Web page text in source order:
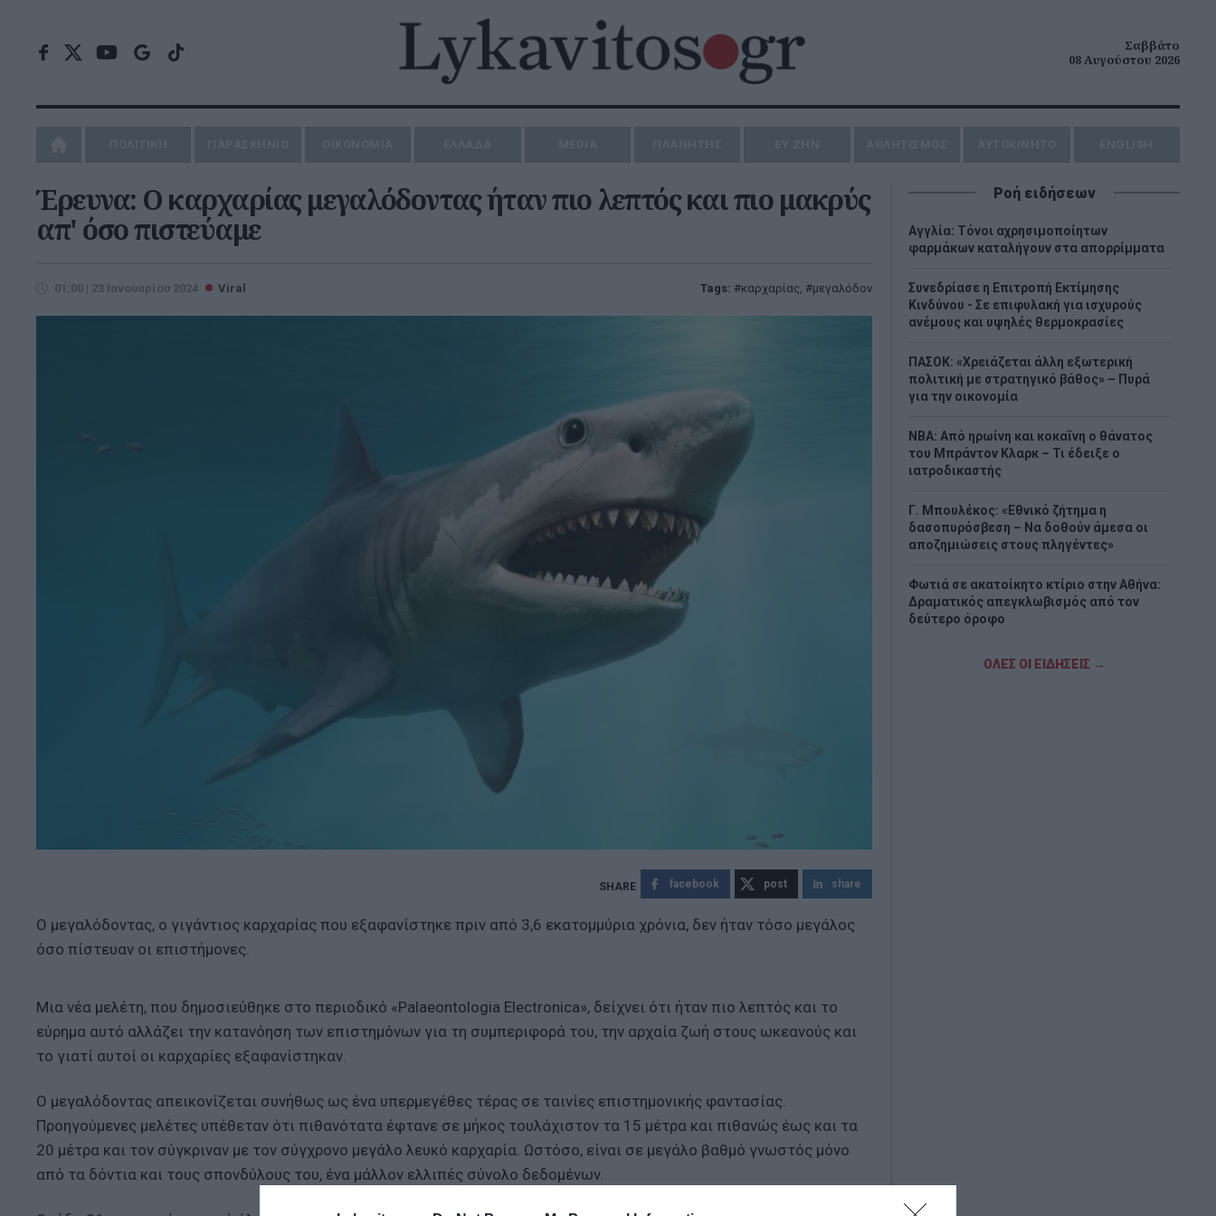
Σαββάτο
08 Αυγούστου 2026
Έρευνα: Ο καρχαρίας μεγαλόδοντας ήταν πιο λεπτός και πιο μακρύς
απ' όσο πιστεύαμε
01:00 | 23 Ιανουαρίου 2024 Viral Tags: καρχαρίας, μεγαλόδον
facebook post share
Ο μεγαλόδοντας, ο γιγάντιος καρχαρίας που εξαφανίστηκε πριν από 3,6 εκατομμύρια χρόνια, δεν ήταν τόσο μεγάλος
όσο πίστευαν οι επιστήμονες.
Μια νέα μελέτη, που δημοσιεύθηκε στο περιοδικό «Palaeontologia Electronica», δείχνει ότι ήταν πιο λεπτός και το
εύρημα αυτό αλλάζει την κατανόηση των επιστημόνων για τη συμπεριφορά του, την αρχαία ζωή στους ωκεανούς και
το γιατί αυτοί οι καρχαρίες εξαφανίστηκαν.
Ο μεγαλόδοντας απεικονίζεται συνήθως ως ένα υπερμεγέθες τέρας σε ταινίες επιστημονικής φαντασίας.
Προηγούμενες μελέτες υπέθεταν ότι πιθανότατα έφτανε σε μήκος τουλάχιστον τα 15 μέτρα και πιθανώς έως και τα
20 μέτρα και τον σύγκριναν με τον σύγχρονο μεγάλο λευκό καρχαρία. Ωστόσο, είναι σε μεγάλο βαθμό γνωστός μόνο
από τα δόντια και τους σπονδύλους του, ένα μάλλον ελλιπές σύνολο δεδομένων.
Ροή ειδήσεων
Αγγλία: Τόνοι αχρησιμοποίητων
φαρμάκων καταλήγουν στα απορρίμματα
Συνεδρίασε η Επιτροπή Εκτίμησης
Κινδύνου - Σε επιφυλακή για ισχυρούς
ανέμους και υψηλές θερμοκρασίες
ΠΑΣΟΚ: «Χρειάζεται άλλη εξωτερική
πολιτική με στρατηγικό βάθος» – Πυρά
για την οικονομία
NBA: Από ηρωίνη και κοκαΐνη ο θάνατος
του Μπράντον Κλαρκ – Τι έδειξε ο
ιατροδικαστής
Γ. Μπουλέκος: «Εθνικό ζήτημα η
δασοπυρόσβεση – Να δοθούν άμεσα οι
αποζημιώσεις στους πληγέντες»
Φωτιά σε ακατοίκητο κτίριο στην Αθήνα:
Δραματικός απεγκλωβισμός από τον
δεύτερο όροφο
Τελωνείο Ευζώνων: «Βούλιαξε» από
ΟΛΕΣ ΟΙ ΕΙΔΗΣΕΙΣ →